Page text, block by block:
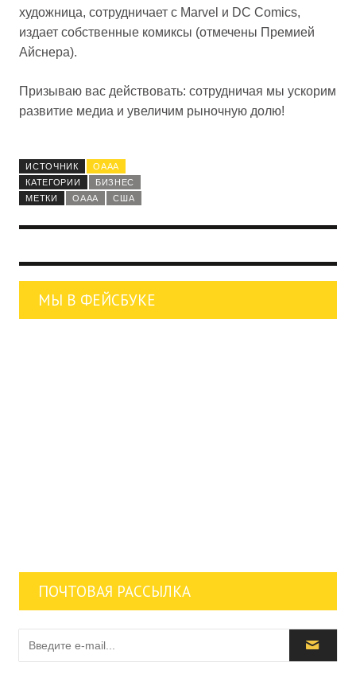
художница, сотрудничает с Marvel и DC Comics,
издает собственные комиксы (отмечены Премией
Айснера).
Призываю вас действовать: сотрудничая мы ускорим
развитие медиа и увеличим рыночную долю!
ИСТОЧНИК
OAAA
КАТЕГОРИИ
БИЗНЕС
МЕТКИ
OAAA США
МЫ В ФЕЙСБУКЕ
ПОЧТОВАЯ РАССЫЛКА